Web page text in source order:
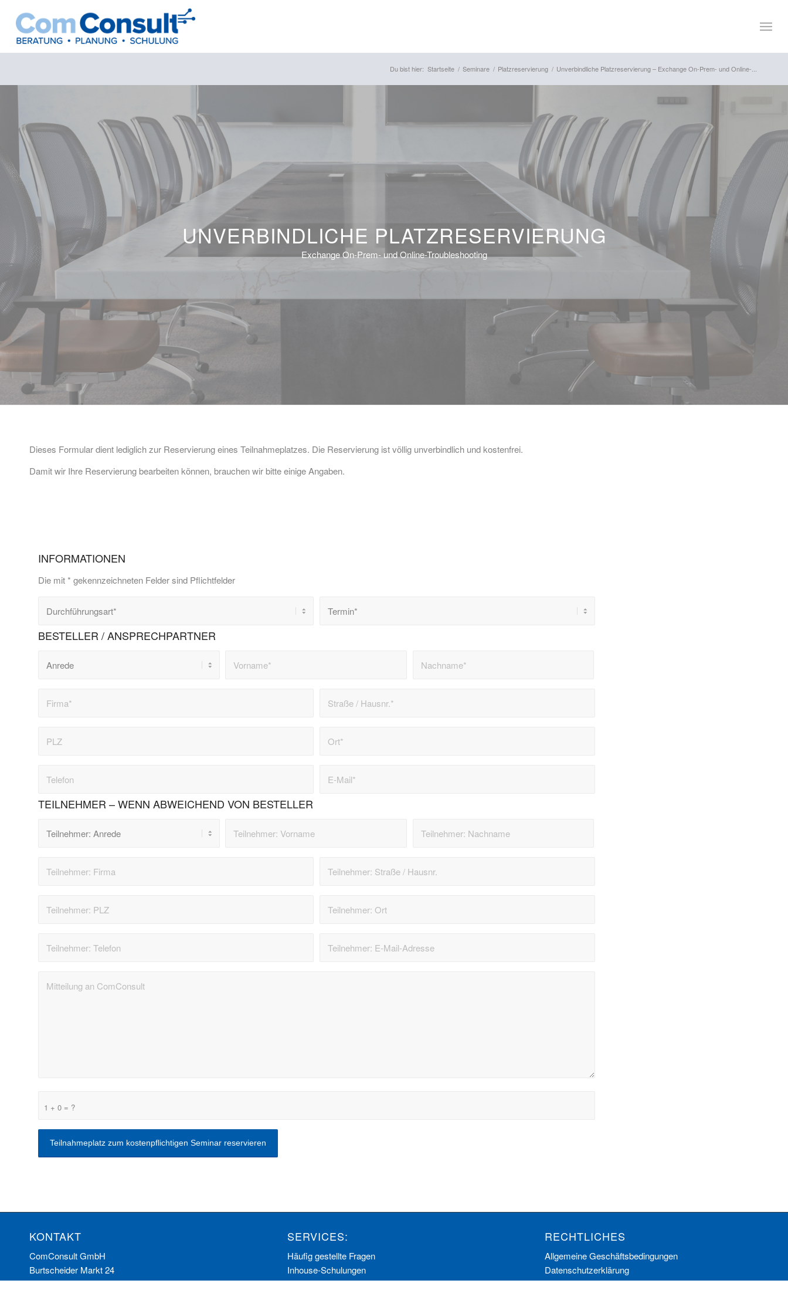
Du bist hier: Startseite / Seminare / Platzreservierung / Unverbindliche Platzreservierung – Exchange On-Prem- und Online-...
UNVERBINDLICHE PLATZRESERVIERUNG
Exchange On-Prem- und Online-Troubleshooting
Dieses Formular dient lediglich zur Reservierung eines Teilnahmeplatzes. Die Reservierung ist völlig unverbindlich und kostenfrei.
Damit wir Ihre Reservierung bearbeiten können, brauchen wir bitte einige Angaben.
INFORMATIONEN
Die mit * gekennzeichneten Felder sind Pflichtfelder
BESTELLER / ANSPRECHPARTNER
TEILNEHMER – WENN ABWEICHEND VON BESTELLER
1 + 0 = ?
KONTAKT
ComConsult GmbH
Burtscheider Markt 24
52066 Aachen
SERVICES:
Häufig gestellte Fragen
Inhouse-Schulungen
Veranstaltungen A-Z
RECHTLICHES
Allgemeine Geschäftsbedingungen
Datenschutzerklärung
Impressum